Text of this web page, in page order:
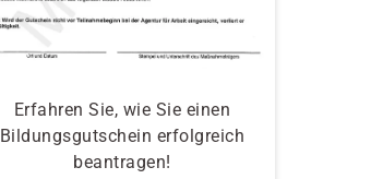
Erfahren Sie, wie Sie einen
Bildungsgutschein erfolgreich
beantragen!